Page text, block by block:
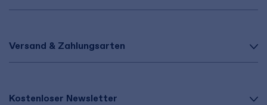
Versand & Zahlungsarten
Kostenloser Newsletter